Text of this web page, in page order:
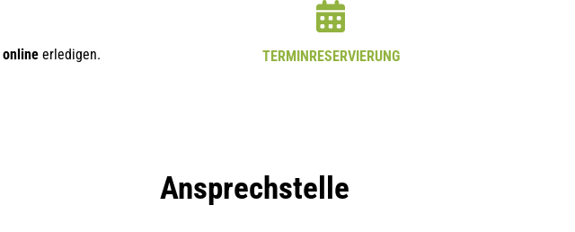
online erledigen. TERMINRESERVIERUNG
Ansprechstelle